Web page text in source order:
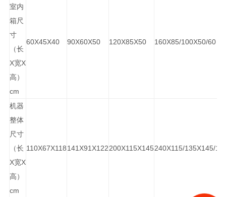
室内
箱尺
寸
（长
X宽X
高）
cm
60X45X40 90X60X50 120X85X50 160X85/100X50/60
机器
整体
尺寸
（长
X宽X
高）
cm
110X67X118141X91X122200X115X145240X115/135X145/